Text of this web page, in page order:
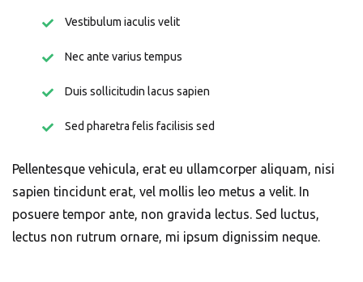
Vestibulum iaculis velit
Nec ante varius tempus
Duis sollicitudin lacus sapien
Sed pharetra felis facilisis sed
Pellentesque vehicula, erat eu ullamcorper aliquam, nisi
sapien tincidunt erat, vel mollis leo metus a velit. In
posuere tempor ante, non gravida lectus. Sed luctus,
lectus non rutrum ornare, mi ipsum dignissim neque.